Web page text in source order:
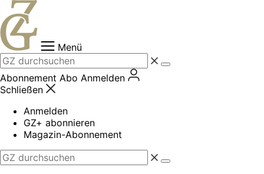
Zum
Inhalt
springen
Menü
Abonnement Abo Anmelden
Schließen
Anmelden
GZ+ abonnieren
Magazin-Abonnement